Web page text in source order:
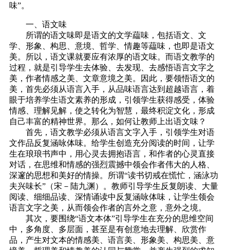
味”。
一、语文味
所谓的语文味即是语文的文学藴味，包括语文、文
学、形象、构思、意境、哲学、情趣等藴味，也即是语文
美。所以，语文课就要应有浓厚的语文味。而语文教学的
过程，就是引导学生去体验、去发现、去感悟语言文字之
美，作者情感之美、文章意境之美。因此，要领悟语文的
美，首先必须从语言入手，从品味语言达到超越语言，着
眼于培养学生语文素养的形成，引领学生获得感受，体验
情感、理解见解，使之转化为智慧，最终积淀文化，形成
自己丰富的精神世界。那么，如何让教师上出语文味？
首先，语文教学必须从语言文字入手，引领学生对语
文作品反复涵咏体味。给学生创造充分阅读的时间，让学
生在琅琅书声中，用心灵去拥抱语言，和作者的心灵直接
对话，在思维和情感的强烈震撼中领会作者伟大的人格、
深邃的思想和美好的情操。所谓“读书切戒在慌忙，涵泳功
夫兴味长”（宋－陆九渊）。教师引导学生反复朗读、大量
阅读、细细品读、深情诵读中反复涵咏体味，让学生领会
语言文字之美，从而领会作者的言外之意，意外之境。
其次，要围绕“语文本体”引导学生在充分的思维空间
中，多角度、多层面，甚至是有创意地去理解、欣赏作
品，产生对文本的情感美、语言美、形象美、构思美、意